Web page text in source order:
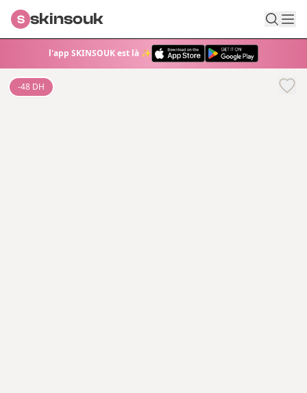
l'app SKINSOUK est là ✨
S skinsouk
-48 DH